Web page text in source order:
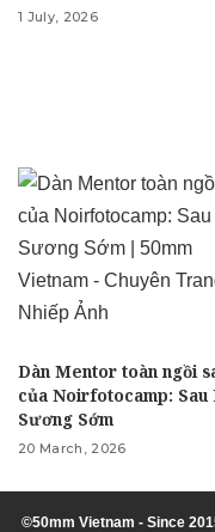
1 July, 2026
Dàn Mentor toàn ngồi
của Noirfotocamp: Sau
Sương Sớm
20 March, 2026
©50mm Vietnam - Since